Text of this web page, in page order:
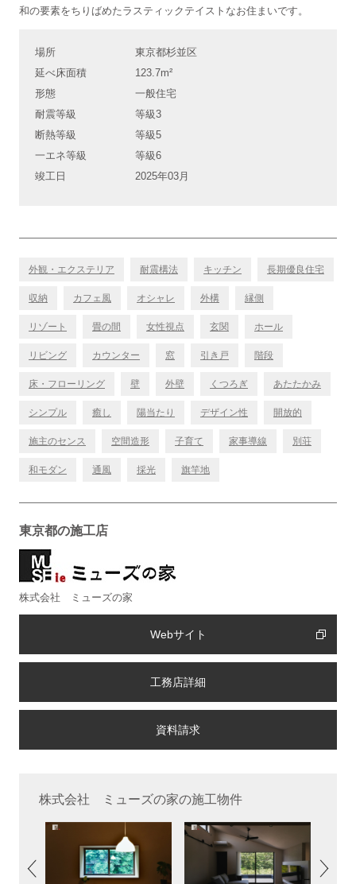
和の要素をちりばめたラスティックテイストなお住まいです。
場所
東京都杉並区
延べ床面積
123.7m²
形態
一般住宅
耐震等級
等級3
断熱等級
等級5
一エネ等級
等級6
竣工日
2025年03月
外観・エクステリア 耐震構法 キッチン 長期優良住宅
収納 カフェ風 オシャレ 外構 縁側
リゾート 畳の間 女性視点 玄関 ホール
リビング カウンター 窓 引き戸 階段
床・フローリング 壁 外壁 くつろぎ あたたかみ
シンプル 癒し 陽当たり デザイン性 開放的
施主のセンス 空間造形 子育て 家事導線 別荘
和モダン 通風 採光 旗竿地
東京都の施工店
株式会社 ミューズの家
Webサイト
工務店詳細
株式会社 ミューズの家の施工物件